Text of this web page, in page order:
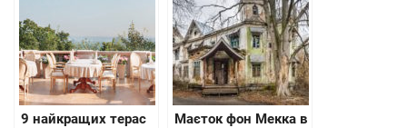
9 найкращих терас
Маєток фон Мекка в